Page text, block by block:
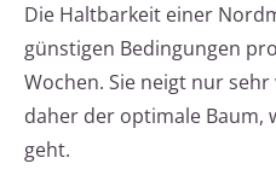
Die Haltbarkeit einer
günstigen Bedingungen
Wochen. Sie neigt nur
daher der optimale Baum,
geht.